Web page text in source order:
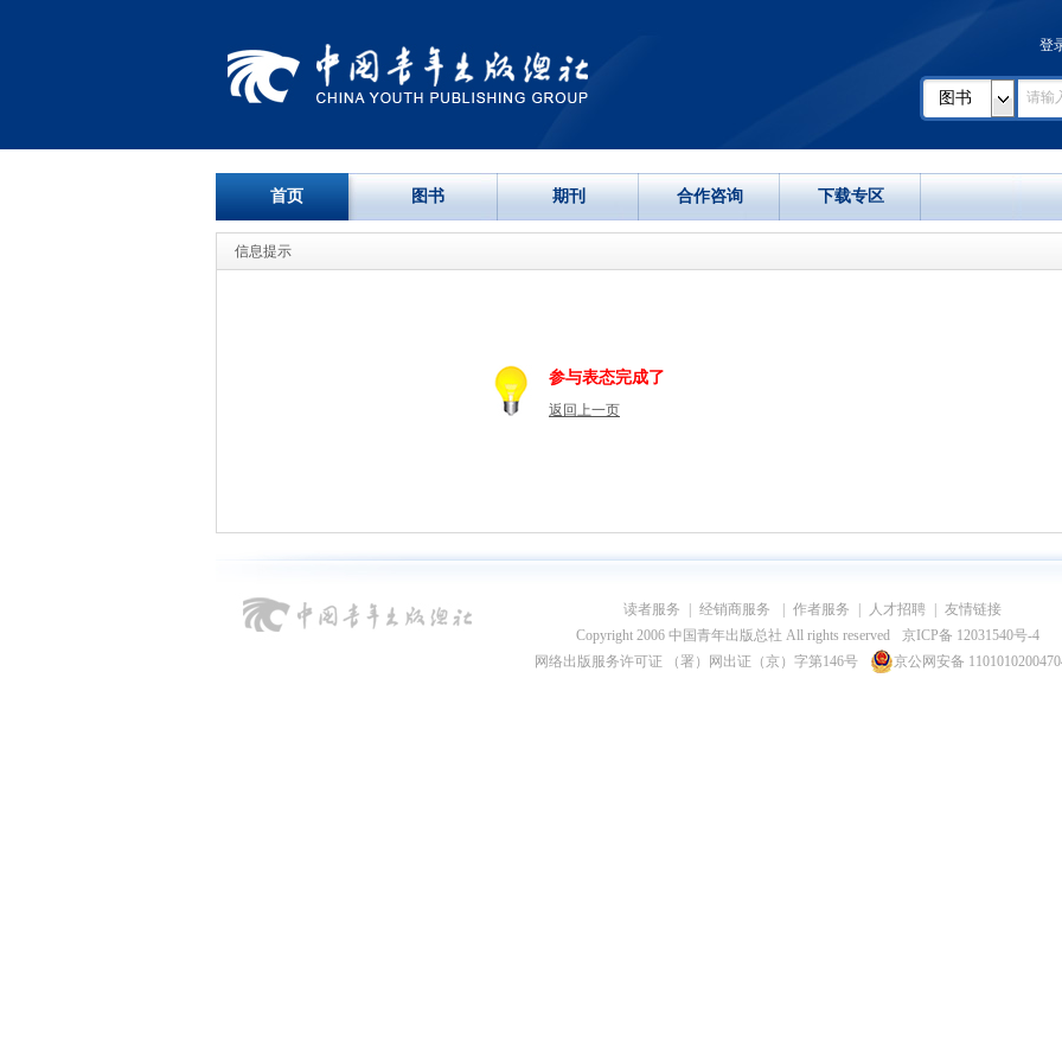
登
图书
首页 图书 期刊 合作咨询 下载专区
信息提示
参与表态完成了
返回上一页
读者服务 经销商服务 作者服务 人才招聘
友情链接
Copyright 2006 中国青年出版总社 All rights reserved
京ICP备 12031540号-4
网络出版服务许可证 （署）网出证（京）字第146号
京公网安备